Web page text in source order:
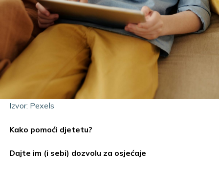
Izvor: Pexels
Kako pomoći djetetu?
Dajte im (i sebi) dozvolu za osjećaje